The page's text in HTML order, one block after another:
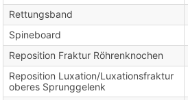
Rettungsband
Spineboard
Reposition Fraktur Röhrenknochen
Reposition Luxation/Luxationsfraktur
oberes Sprunggelenk